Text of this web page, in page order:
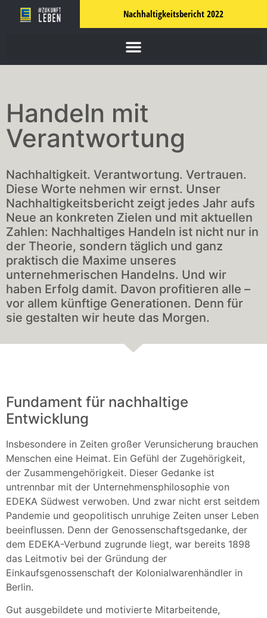
Nachhaltigkeitsbericht 2022
Handeln mit
Verantwortung
Nachhaltigkeit. Verantwortung. Vertrauen.
Diese Worte nehmen wir ernst. Unser
Nachhaltigkeitsbericht zeigt jedes Jahr aufs
Neue an konkreten Zielen und mit aktuellen
Zahlen: Nachhaltiges Handeln ist nicht nur in
der Theorie, sondern täglich und ganz
praktisch die Maxime unseres
unternehmerischen Handelns. Und wir
haben Erfolg damit. Davon profitieren alle –
vor allem künftige Generationen. Denn für
sie gestalten wir heute das Morgen.
Fundament für nachhaltige
Entwicklung
Insbesondere in Zeiten großer Verunsicherung brauchen
Menschen eine Heimat. Ein Gefühl der Zugehörigkeit,
der Zusammengehörigkeit. Dieser Gedanke ist
untrennbar mit der Unternehmensphilosophie von
EDEKA Südwest verwoben. Und zwar nicht erst seitdem
Pandemie und geopolitisch unruhige Zeiten unser Leben
beeinflussen. Denn der Genossenschaftsgedanke, der
dem EDEKA-Verbund zugrunde liegt, war bereits 1898
das Leitmotiv bei der Gründung der
Einkaufsgenossenschaft der Kolonialwarenhändler in
Berlin.
Gut ausgebildete und motivierte Mitarbeitende,